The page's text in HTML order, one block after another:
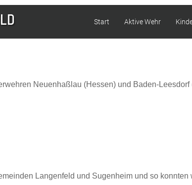
Start Aktive Wehr
Neuenhaßlau (Hessen) und Baden-
Langenfeld und Sugenheim und so